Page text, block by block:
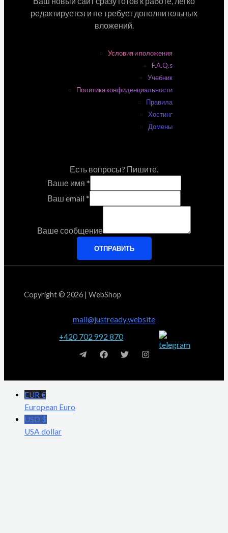
редактируется и не требует дополнительных
вложений.
Условия и положения
F.A.Q.s
Учебник
Политика конфиденциальности
Правила
Хостинг
Домены
Есть вопросы? Пишите.
Ваше имя *
Ваш email *
Ваше сообщение
ОТПРАВИТЬ
Copyright © 2026 | WebShop
mail@justready.website
+420 702 992 870
EUR €
European Euro
USD $
USA dollar